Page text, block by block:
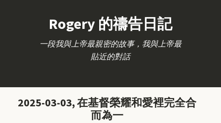
Rogery 的禱告日記
一段我與上帝最親密的故事，我與上帝最
貼近的對話
2025-03-03, 在基督榮耀和愛裡完全合
而為一